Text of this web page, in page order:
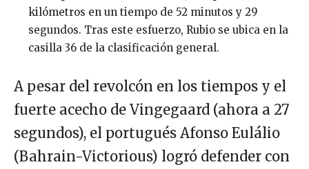
kilómetros en un tiempo de 52 minutos y 29
segundos. Tras este esfuerzo, Rubio se ubica en la
casilla 36 de la clasificación general.
A pesar del revolcón en los tiempos y el
fuerte acecho de Vingegaard (ahora a 27
segundos), el portugués Afonso Eulálio
(Bahrain-Victorious) logró defender con